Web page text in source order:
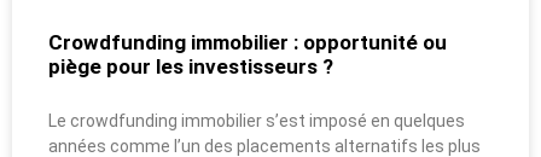
Crowdfunding immobilier : opportunité ou
piège pour les investisseurs ?
Le crowdfunding immobilier s’est imposé en quelques
années comme l’un des placements alternatifs les plus